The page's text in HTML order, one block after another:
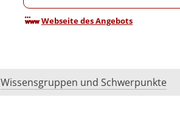
Webseite des Angebots
Wissensgruppen und Schwerpunkte